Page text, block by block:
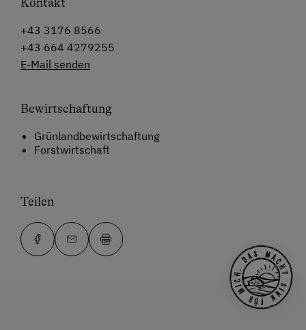
Kontakt
+43 3176 8566
+43 664 4279255
E-Mail senden
Bewirtschaftung
Grünlandbewirtschaftung
Forstwirtschaft
Teilen